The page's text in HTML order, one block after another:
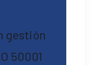
gestión
50001